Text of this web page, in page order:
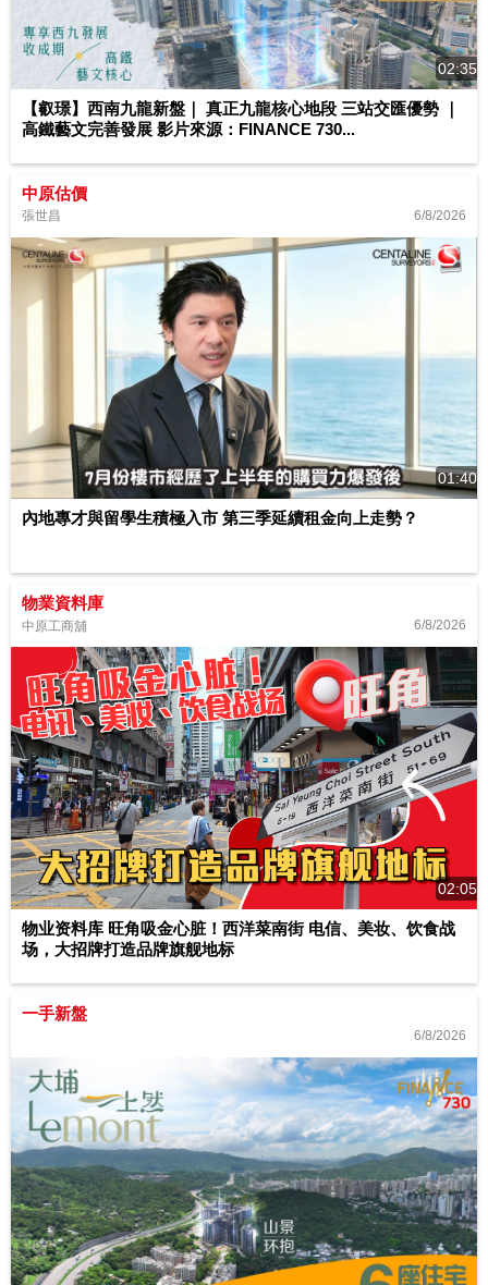
02:35
【叡璟】西南九龍新盤｜ 真正九龍核心地段 三站交匯優勢 ｜
高鐵藝文完善發展 影片來源：FINANCE 730...
中原估價
張世昌 6/8/2026
01:40
內地專才與留學生積極入市 第三季延續租金向上走勢？
物業資料庫
中原工商舖 6/8/2026
02:05
物业资料库 旺角吸金心脏！西洋菜南街 电信、美妆、饮食战
场，大招牌打造品牌旗舰地标
一手新盤
6/8/2026